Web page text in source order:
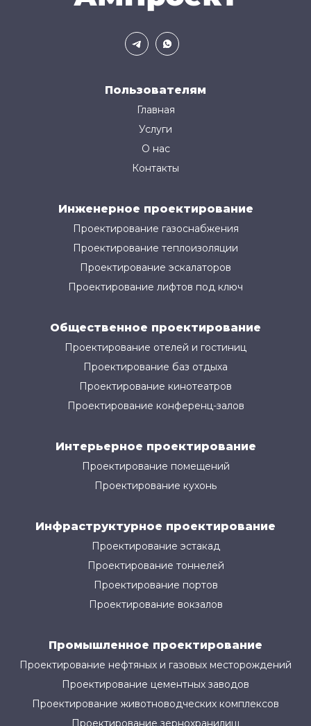
Пользователям
Главная
Услуги
О нас
Контакты
Инженерное проектирование
Проектирование газоснабжения
Проектирование теплоизоляции
Проектирование эскалаторов
Проектирование лифтов под ключ
Общественное проектирование
Проектирование отелей и гостиниц
Проектирование баз отдыха
Проектирование кинотеатров
Проектирование конференц-залов
Интерьерное проектирование
Проектирование помещений
Проектирование кухонь
Инфраструктурное проектирование
Проектирование эстакад
Проектирование тоннелей
Проектирование портов
Проектирование вокзалов
Промышленное проектирование
Проектирование нефтяных и газовых месторождений
Проектирование цементных заводов
Проектирование животноводческих комплексов
Проектирование зернохранилищ